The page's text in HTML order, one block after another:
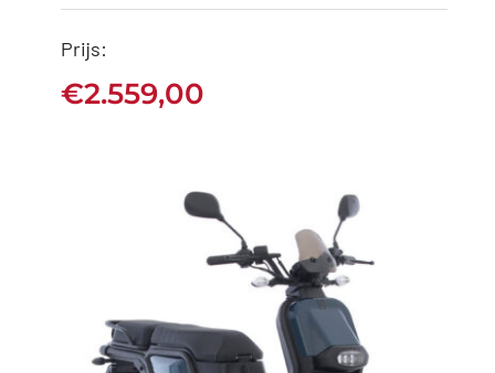
AGM Goccia GEV2000
Black
Prijs:
€2.559,00